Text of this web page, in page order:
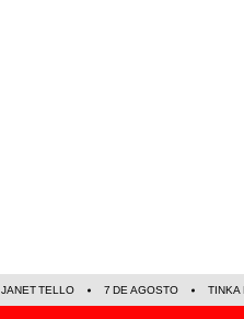
JANET TELLO 7 DE AGOSTO TINKA